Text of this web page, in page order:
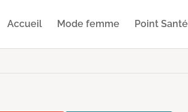
Accueil Mode femme Point Santé